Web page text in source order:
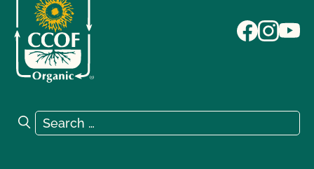
Search for:
Search